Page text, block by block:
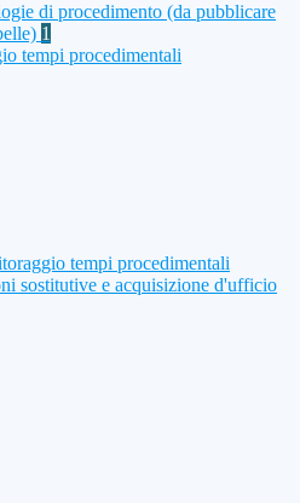
di procedimento (da pubblicare
1
tempi procedimentali
tempi procedimentali
sostitutive e acquisizione d'ufficio